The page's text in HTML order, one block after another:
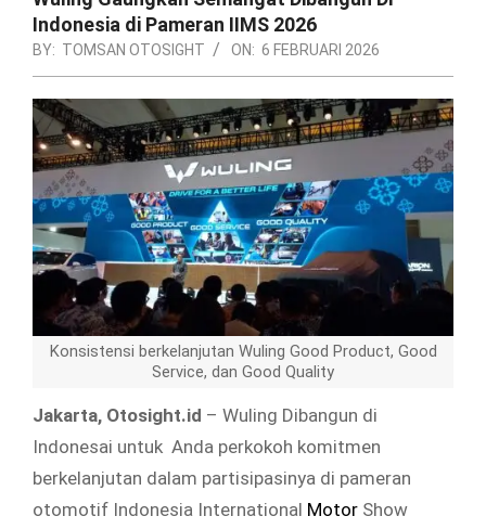
Indonesia di Pameran IIMS 2026
BY: TOMSAN OTOSIGHT ON: 6 FEBRUARI 2026
Konsistensi berkelanjutan Wuling Good Product, Good
Service, dan Good Quality
Jakarta, Otosight.id – Wuling Dibangun di
Indonesai untuk Anda perkokoh komitmen
berkelanjutan dalam partisipasinya di pameran
otomotif Indonesia International Motor Show